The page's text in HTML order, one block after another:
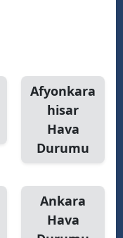
Afyonkara
hisar
Hava
Durumu
Ankara
Hava